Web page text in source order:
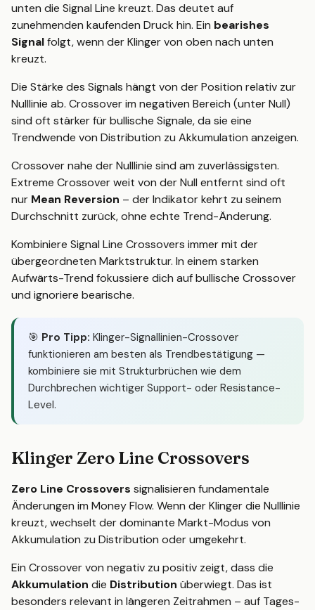
unten die Signal Line kreuzt. Das deutet auf
zunehmenden kaufenden Druck hin. Ein bearishes
Signalfolgt, wenn der Klinger von oben nach unten
kreuzt.
Die Stärke des Signals hängt von der Position relativ zur
Nulllinie ab. Crossover im negativen Bereich (unter Null)
sind oft stärker für bullische Signale, da sie eine
Trendwende von Distribution zu Akkumulation anzeigen.
Crossover nahe der Nulllinie sind am zuverlässigsten.
Extreme Crossover weit von der Null entfernt sind oft
nur Mean Reversion – der Indikator kehrt zu seinem
Durchschnitt zurück, ohne echte Trend-Änderung.
Kombiniere Signal Line Crossovers immer mit der
übergeordneten Marktstruktur. In einem starken
Aufwärts-Trend fokussiere dich auf bullische Crossover
und ignoriere bearische.
🎯 Pro Tipp: Klinger-Signallinien-Crossover
funktionieren am besten als Trendbestätigung —
kombiniere sie mit Strukturbrüchen wie dem
Durchbrechen wichtiger Support- oder Resistance-
Level.
Klinger Zero Line Crossovers
Zero Line Crossovers signalisieren fundamentale
Änderungen im Money Flow. Wenn der Klinger die Nulllinie
kreuzt, wechselt der dominante Markt-Modus von
Akkumulation zu Distribution oder umgekehrt.
Ein Crossover von negativ zu positiv zeigt, dass die
Akkumulation die Distribution überwiegt. Das ist
besonders relevant in längeren Zeitrahmen – auf Tages-